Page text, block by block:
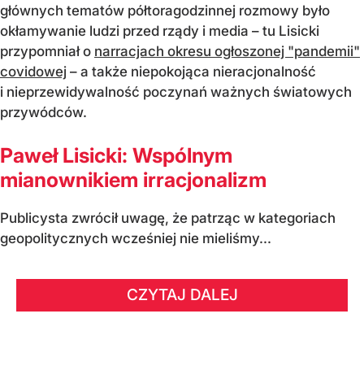
głównych tematów półtoragodzinnej rozmowy było
okłamywanie ludzi przed rządy i media – tu Lisicki
przypomniał o narracjach okresu ogłoszonej "pandemii"
covidowej – a także niepokojąca nieracjonalność
i nieprzewidywalność poczynań ważnych światowych
przywódców.
Paweł Lisicki: Wspólnym
mianownikiem irracjonalizm
Publicysta zwrócił uwagę, że patrząc w kategoriach
geopolitycznych wcześniej nie mieliśmy...
CZYTAJ DALEJ